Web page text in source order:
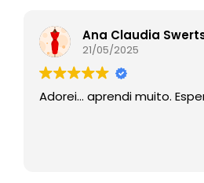
Ana Claudia
21/05/2025
Adorei…